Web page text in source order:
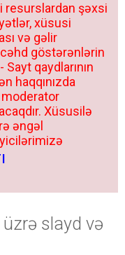
resurslardan şəxsi
xüsusi
və gəlir
göstərənlərin
qaydlarının
haqqınızda
Xüsusilə
əngəl
slayd və